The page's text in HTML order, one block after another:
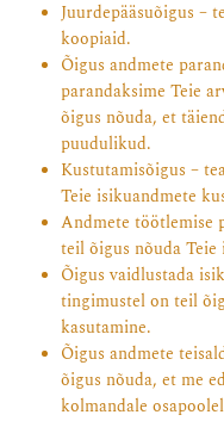
Juurdepääsuõigus –
koopiaid.
Õigus andmete
parandaksime Teie
õigus nõuda, et
puudulikud.
Kustutamisõigus –
Teie isikuandmete
Andmete töötlemise
teil õigus nõuda
Õigus vaidlustada
tingimustel on teil
kasutamine.
Õigus andmete
õigus nõuda, et me
kolmandale